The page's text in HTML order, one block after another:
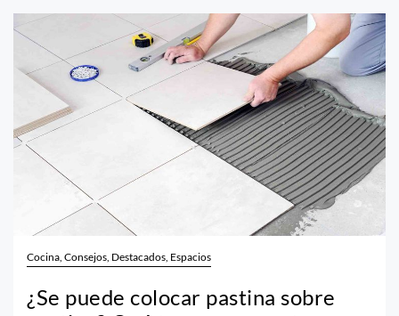
Cocina, Consejos, Destacados, Espacios
¿Se puede colocar pastina sobre